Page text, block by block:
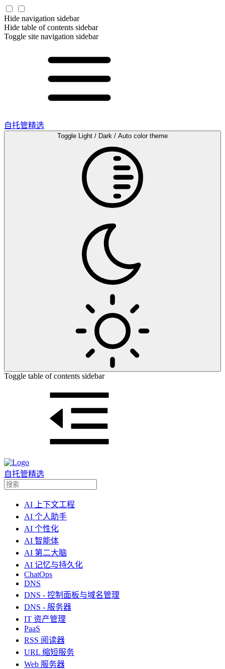
Hide navigation sidebar
Hide table of contents sidebar
Toggle site navigation sidebar
自托管精选
Toggle Light / Dark / Auto color theme
Toggle table of contents sidebar
自托管精选
AI 上下文工程
AI 个人助手
AI 个性化
AI 智能体
AI 第二大脑
AI 记忆与持久化
ChatOps
DNS
DNS - 控制面板与域名管理
DNS - 服务器
IT 资产管理
PaaS
RSS 阅读器
URL 缩短服务
Web 服务器